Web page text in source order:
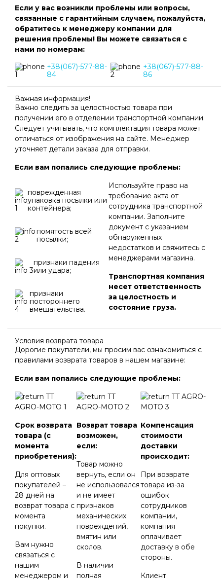
Если у вас возникли проблемы или вопросы,
связанные с гарантийным случаем, пожалуйста,
обратитесь к менеджеру компании для
решения проблемы! Вы можете связаться с
нами по номерам:
+38(067)-577-88-
84
+38(067)-577-88-
86
Важная информация!
Важно следить за целостностью товара при
получении его в отделении транспортной компании.
Следует учитывать, что комплектация товара может
отличаться от изображения на сайте. Менеджер
уточняет детали заказа для отправки.
Если вам попались следующие проблемы:
поврежденная
упаковка посылки или
контейнера;
помятость всей
посылки;
признаки падения
или удара;
признаки
постороннего
вмешательства.
Используйте право на
требование акта от
сотрудника транспортной
компании. Заполните
документ с указанием
обнаруженных
недостатков и свяжитесь с
менеджерами магазина.
Транспортная компания
несет ответственность
за целостность и
состояние груза.
Условия возврата товара
Дорогие покупатели, мы просим вас ознакомиться с
правилами возврата товаров в нашем магазине:
Если вам попались следующие проблемы:
Срок возврата
товара (с
момента
приобретения):
Для оптовых
покупателей –
28 дней на
возврат товара с
момента
покупки.
Вам нужно
связаться с
нашим
менеджером и
Возврат товара
возможен,
если:
Товар можно
вернуть, если он
не использовался
и не имеет
признаков
механических
повреждений,
вмятин или
сколов.
В наличии
полная
Компенсация
стоимости
доставки
происходит:
При возврате
товара из-за
ошибок
сотрудников
компании,
компания
оплачивает
доставку в обе
стороны.
Клиент